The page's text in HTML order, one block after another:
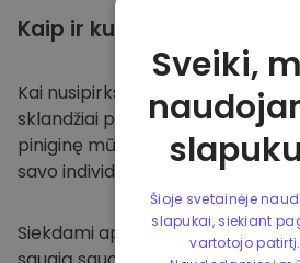
Kaip ir kur
Kai nusipirksite Kriptomat
sklandžiai pervesime valiutą į
piniginę mūsų platformoje.
savo individualią piniginę.
Siekdami apsaugoti savo
Sveiki,
Šioje svetainėje
slapukai, siekiant
vartotojo patirtį.